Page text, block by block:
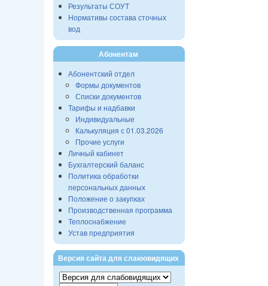
Результаты СОУТ
Нормативы состава сточных
вод
Абонентам
Абонентский отдел
Формы документов
Списки документов
Тарифы и надбавки
Индивидуальные
Калькуляция с 01.03.2026
Прочие услуги
Личный кабинет
Бухгалтерский баланс
Политика обработки
персональных данных
Положение о закупках
Производственная программа
Теплоснабжение
Устав предприятия
Версия сайта для слаюовидящих